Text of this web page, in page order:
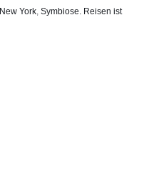
New York, Symbiose. Reisen ist